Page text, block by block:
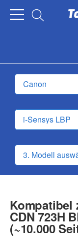
Kompatibel
CDN 723H
(~10.000